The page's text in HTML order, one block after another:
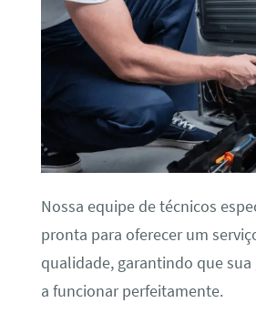
Nossa equipe de técnicos
pronta para oferecer um
qualidade, garantindo que
a funcionar perfeitamente.